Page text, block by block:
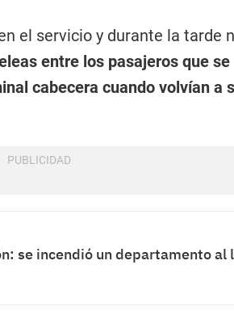
el servicio y durante la tarde
entre los pasajeros que se
cabecera cuando volvían a
se incendió un departamento al